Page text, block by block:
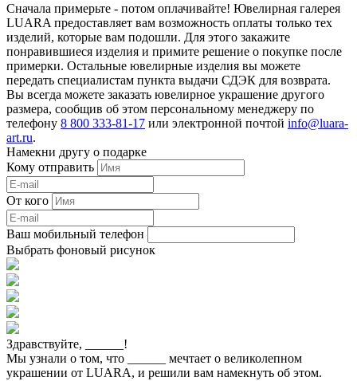
Сначала примерьте - потом оплачивайте! Ювелирная галерея
LUARA предоставляет вам возможность оплаты только тех
изделий, которые вам подошли. Для этого закажите
понравившиеся изделия и примите решение о покупке после
примерки. Остальные ювелирные изделия вы можете
передать специалистам пункта выдачи СДЭК для возврата.
Вы всегда можете заказать ювелирное украшение другого
размера, сообщив об этом персональному менеджеру по
телефону 8 800 333-81-17 или электронной почтой info@luara-
art.ru.
Намекни другу о подарке
Кому отправить
От кого
Ваш мобильный телефон
Выбрать фоновый рисунок
Здравствуйте,
!
Мы узнали о том, что
мечтает о великолепном
украшении от LUARA, и решили вам намекнуть об этом.